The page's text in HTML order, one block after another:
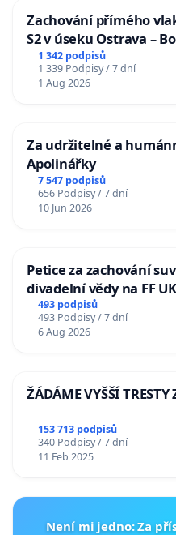
Zachování přímého
S2 v úseku Ostrava –
u Jablunkova
1 342 podpisů
1 339 Podpisy / 7 dní
1 Aug 2026
Za udržitelné a
Apolinářky
7 547 podpisů
656 Podpisy / 7 dní
10 Jun 2026
Petice za zachování
divadelní vědy na FF UK
493 podpisů
493 Podpisy / 7 dní
6 Aug 2026
ŽÁDÁME VYŠŠÍ
153 713 podpisů
340 Podpisy / 7 dní
11 Feb 2025
Není mi jedno: Za